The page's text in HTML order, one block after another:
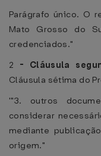
Parágrafo único. O
Mato Grosso do
credenciados."
2 - Cláusula
Cláusula sétima do
'"3. outros
considerar
mediante
origem."